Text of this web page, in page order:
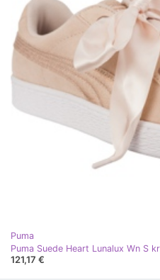
Puma
Puma Suede Heart Lunalux Wn S
121,17 €